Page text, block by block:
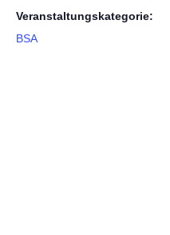
Veranstaltungskategorie:
BSA